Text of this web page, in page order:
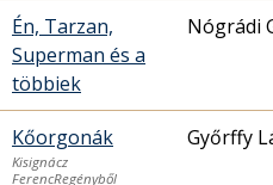
Én, Tarzan,
Superman és a
többiek
Nógrádi
Kőorgonák
Kisignácz
FerencRegényből
Győrffy